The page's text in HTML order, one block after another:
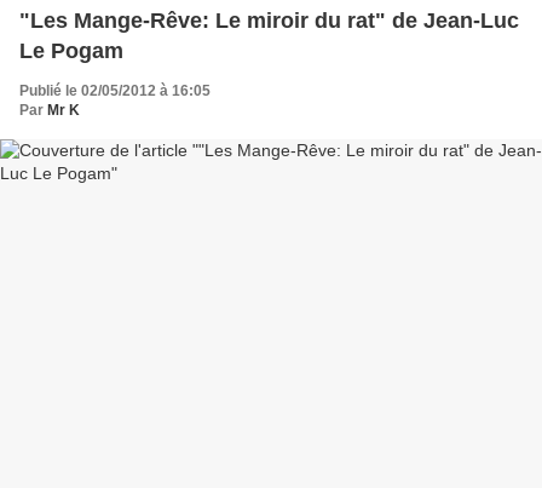
"Les Mange-Rêve: Le miroir du rat" de Jean-Luc
Le Pogam
Publié le 02/05/2012 à 16:05
Par Mr K